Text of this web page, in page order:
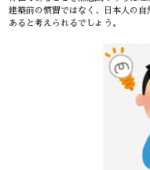
建築前の慣習ではなく、日本人の
あると考えられるでしょう。